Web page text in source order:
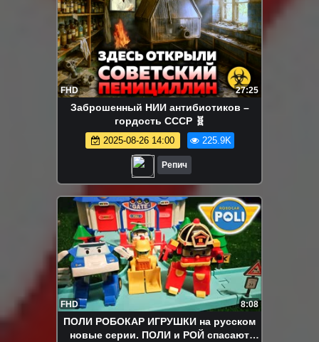
FHD 27:25
Заброшенный НИИ антибиотиков –
гордость СССР 🧬
2025-08-26 14:00 225.9K
Репич
FHD 8:08
ПОЛИ РОБОКАР ИГРУШКИ на русском
новые серии. ПОЛИ и РОЙ спасают